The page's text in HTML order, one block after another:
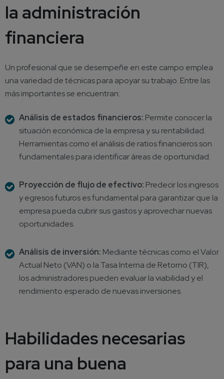
la administración
financiera
Un profesional que se desempeñe en este campo emplea
una variedad de técnicas para apoyar su trabajo. Entre las
más importantes se encuentran:
Análisis de estados financieros: Permite conocer la
situación económica de la empresa y su rentabilidad.
Herramientas como el análisis de ratios financieros son
fundamentales para identificar áreas de oportunidad.
Proyección de flujo de efectivo: Predecir los ingresos
y egresos futuros es fundamental para garantizar que la
empresa pueda cubrir sus gastos y aprovechar nuevas
oportunidades.
Análisis de inversión: Mediante técnicas como el Valor
Actual Neto (VAN) o la Tasa Interna de Retorno (TIR),
los administradores pueden evaluar la viabilidad y el
rendimiento esperado de nuevas inversiones.
Habilidades necesarias
para una buena